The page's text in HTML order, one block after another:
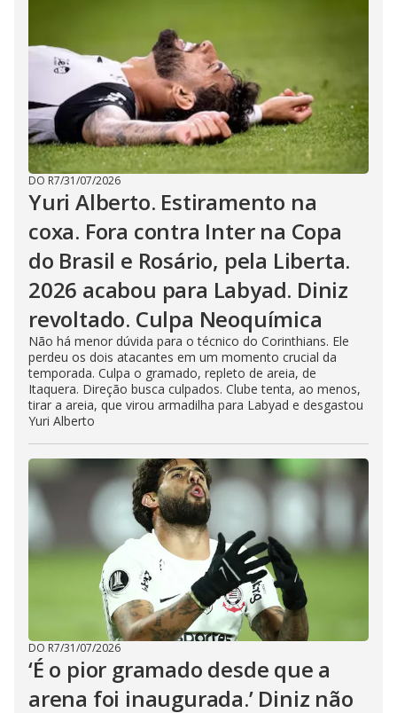
DO R7/31/07/2026
Yuri Alberto. Estiramento na
coxa. Fora contra Inter na Copa
do Brasil e Rosário, pela Liberta.
2026 acabou para Labyad. Diniz
revoltado. Culpa Neoquímica
Não há menor dúvida para o técnico do Corinthians. Ele
perdeu os dois atacantes em um momento crucial da
temporada. Culpa o gramado, repleto de areia, de
Itaquera. Direção busca culpados. Clube tenta, ao menos,
tirar a areia, que virou armadilha para Labyad e desgastou
Yuri Alberto
DO R7/31/07/2026
‘É o pior gramado desde que a
arena foi inaugurada.’ Diniz não